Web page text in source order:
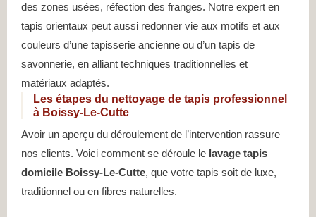
des zones usées, réfection des franges. Notre expert en
tapis orientaux peut aussi redonner vie aux motifs et aux
couleurs d’une tapisserie ancienne ou d’un tapis de
savonnerie, en alliant techniques traditionnelles et
matériaux adaptés.
Les étapes du nettoyage de tapis professionnel
à Boissy-Le-Cutte
Avoir un aperçu du déroulement de l’intervention rassure
nos clients. Voici comment se déroule le lavage tapis
domicile Boissy-Le-Cutte, que votre tapis soit de luxe,
traditionnel ou en fibres naturelles.